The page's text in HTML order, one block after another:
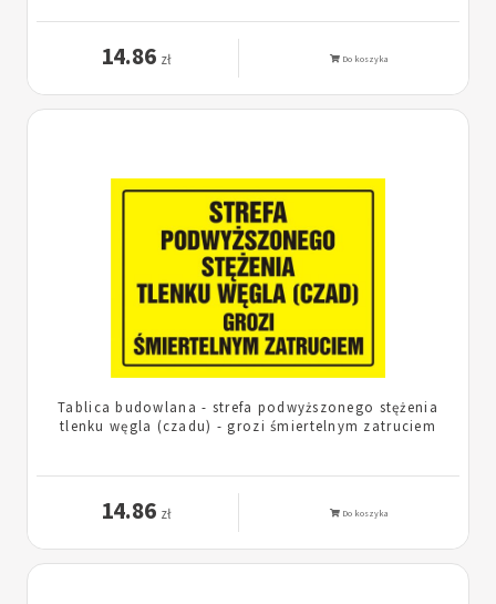
14.86 zł Do koszyka
Tablica budowlana - strefa podwyższonego stężenia
tlenku węgla (czadu) - grozi śmiertelnym zatruciem
14.86 zł Do koszyka